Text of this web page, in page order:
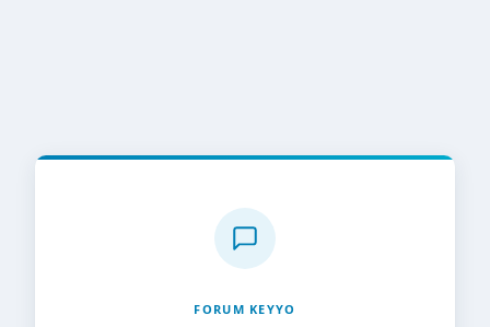
FORUM KEYYO